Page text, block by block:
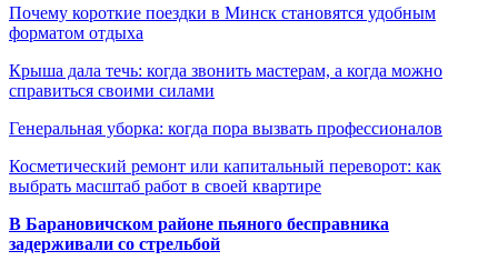
Почему короткие поездки в Минск становятся удобным
форматом отдыха
Крыша дала течь: когда звонить мастерам, а когда можно
справиться своими силами
Генеральная уборка: когда пора вызвать профессионалов
Косметический ремонт или капитальный переворот: как
выбрать масштаб работ в своей квартире
В Барановичском районе пьяного бесправника
задерживали со стрельбой